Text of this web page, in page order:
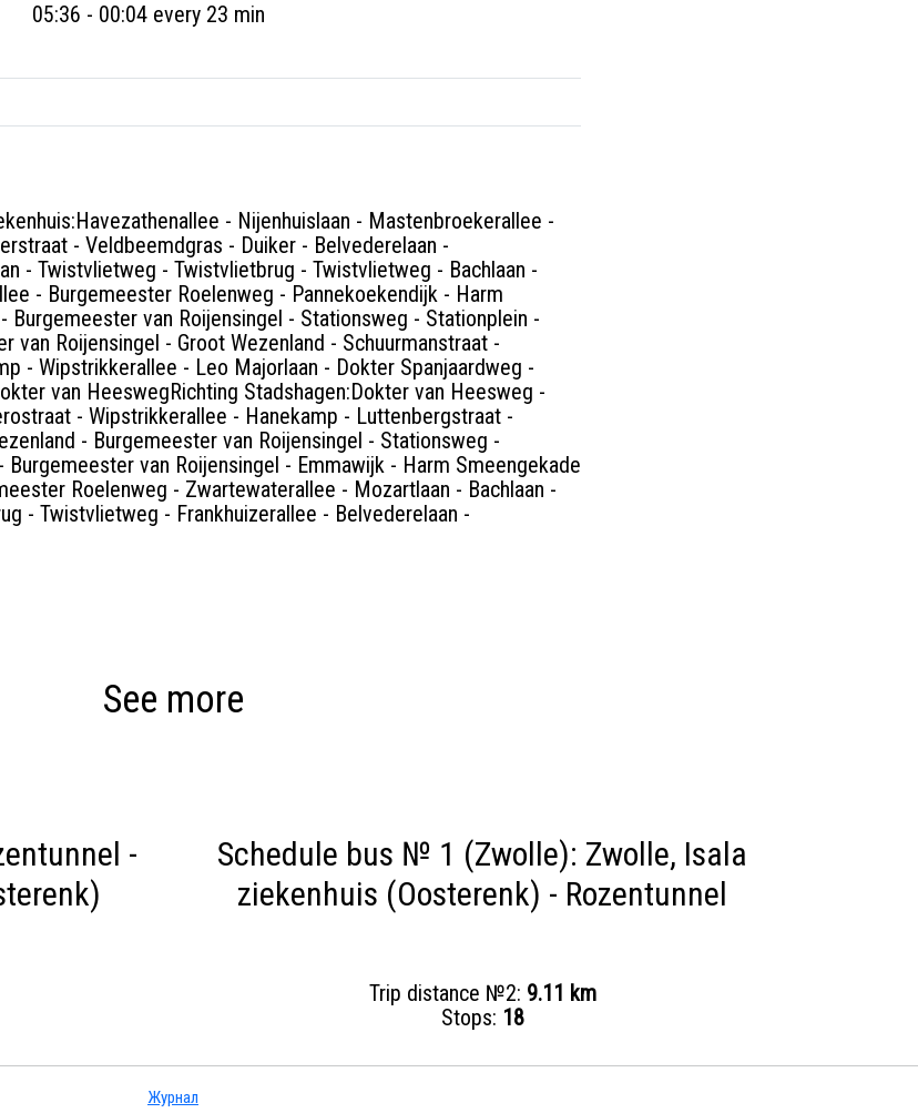
05:36 - 00:04 every 23 min
- Nijenhuislaan - Mastenbroekerallee -
- Veldbeemdgras - Duiker - Belvederelaan -
- Twistvlietweg - Twistvlietbrug - Twistvlietweg - Bachlaan -
- Burgemeester Roelenweg - Pannekoekendijk - Harm
Burgemeester van Roijensingel - Stationsweg - Stationplein -
van Roijensingel - Groot Wezenland - Schuurmanstraat -
- Wipstrikkerallee - Leo Majorlaan - Dokter Spanjaardweg -
van HeeswegRichting Stadshagen:Dokter van Heesweg -
- Wipstrikkerallee - Hanekamp - Luttenbergstraat -
- Burgemeester van Roijensingel - Stationsweg -
van Roijensingel - Emmawijk - Harm Smeengekade
Roelenweg - Zwartewaterallee - Mozartlaan - Bachlaan -
- Twistvlietweg - Frankhuizerallee - Belvederelaan -
See more
-
Schedule bus № 1 (Zwolle): Zwolle, Isala
ziekenhuis (Oosterenk) - Rozentunnel
Trip distance №2: 9.11 km
Stops: 18
Журнал